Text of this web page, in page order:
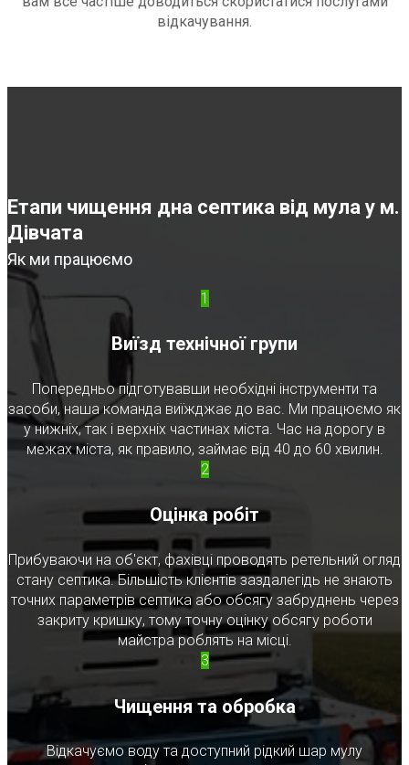
відкачування.
Етапи чищення дна септика від мула у м.
Дівчата
Як ми працюємо
1
Виїзд технічної групи
Попередньо підготувавши необхідні інструменти та
засоби, наша команда виїжджає до вас. Ми працюємо як
у нижніх, так і верхніх частинах міста. Час на дорогу в
межах міста, як правило, займає від 40 до 60 хвилин.
2
Оцінка робіт
Прибуваючи на об'єкт, фахівці проводять ретельний огляд
стану септика. Більшість клієнтів заздалегідь не знають
точних параметрів септика або обсягу забруднень через
закриту кришку, тому точну оцінку обсягу роботи
майстра роблять на місці.
3
Чищення та обробка
Відкачуємо воду та доступний рідкий шар мулу